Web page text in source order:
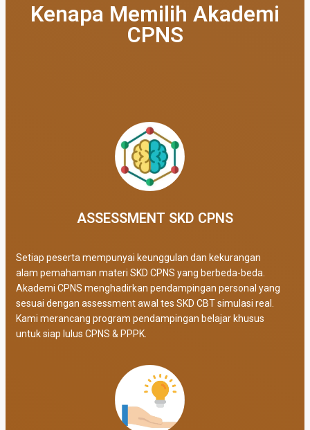
Kenapa Memilih Akademi
CPNS
ASSESSMENT SKD CPNS
Setiap peserta mempunyai keunggulan dan kekurangan
alam pemahaman materi SKD CPNS yang berbeda-beda.
Akademi CPNS menghadirkan pendampingan personal yang
sesuai dengan assessment awal tes SKD CBT simulasi real.
Kami merancang program pendampingan belajar khusus
untuk siap lulus CPNS & PPPK.